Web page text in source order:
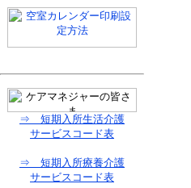
⇒ 短期入所生活介護
サービスコード表
⇒ 短期入所療養介護
サービスコード表